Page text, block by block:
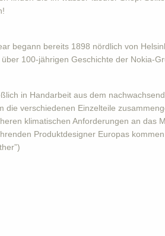
begann bereits 1898 nördlich von
100-jährigen Geschichte der Nokia-
in Handarbeit aus dem
verschiedenen Einzelteile
klimatischen Anforderungen an das
Produktdesigner Europas